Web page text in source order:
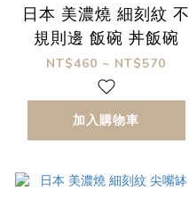
日本 美濃燒 細刻紋 不
規則邊 飯碗 丼飯碗
NT$460 ~ NT$570
加入購物車